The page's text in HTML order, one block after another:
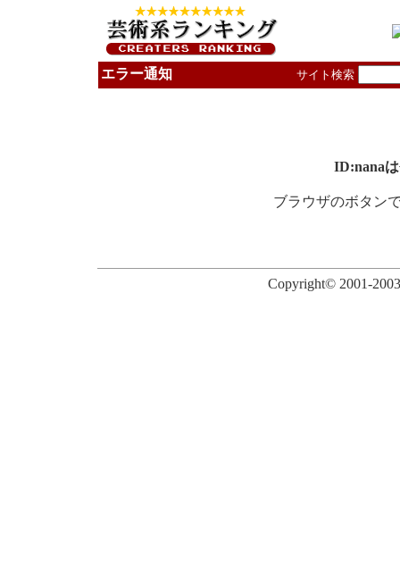
エラー通知 サイト検索
ID:nana
ブラウザのボタン
Copyright© 2001-